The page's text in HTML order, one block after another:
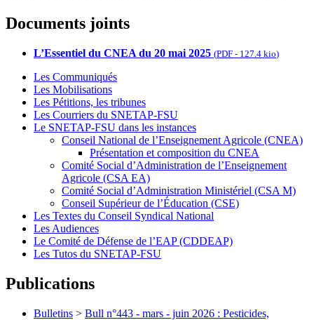
Documents joints
L’Essentiel du CNEA du 20 mai 2025 (PDF - 127.4 kio)
Les Communiqués
Les Mobilisations
Les Pétitions, les tribunes
Les Courriers du SNETAP-FSU
Le SNETAP-FSU dans les instances
Conseil National de l’Enseignement Agricole (CNEA)
Présentation et composition du CNEA
Comité Social d’Administration de l’Enseignement
Agricole (CSA EA)
Comité Social d’Administration Ministériel (CSA M)
Conseil Supérieur de l’Éducation (CSE)
Les Textes du Conseil Syndical National
Les Audiences
Le Comité de Défense de l’EAP (CDDEAP)
Les Tutos du SNETAP-FSU
Publications
Bulletins > Bull n°443 - mars - juin 2026 : Pesticides,